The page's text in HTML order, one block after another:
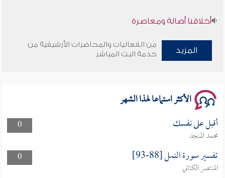
أخلاقنا أصالة ومعاصرة
وأمنهم من خوف 9
المزيد
من الفعاليات والمحاضرات الأرشيفية من
خدمة البث المباشر
الأكثر استماعا لهذا الشهر
0 أقبل على نفسك
محمد المنجد
0
تفسير سورة النمل [88-93]
المنتصر الكتاني